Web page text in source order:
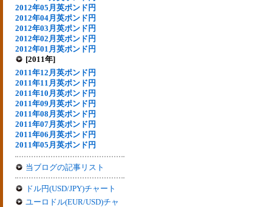
2012年05月英ポンド円
2012年04月英ポンド円
2012年03月英ポンド円
2012年02月英ポンド円
2012年01月英ポンド円
[2011年]
2011年12月英ポンド円
2011年11月英ポンド円
2011年10月英ポンド円
2011年09月英ポンド円
2011年08月英ポンド円
2011年07月英ポンド円
2011年06月英ポンド円
2011年05月英ポンド円
当ブログの記事リスト
ドル円(USD/JPY)チャート
ユーロドル(EUR/USD)チャ